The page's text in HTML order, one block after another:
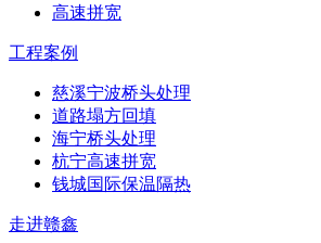
高速拼宽
工程案例
慈溪宁波桥头处理
道路塌方回填
海宁桥头处理
杭宁高速拼宽
钱城国际保温隔热
走进赣鑫